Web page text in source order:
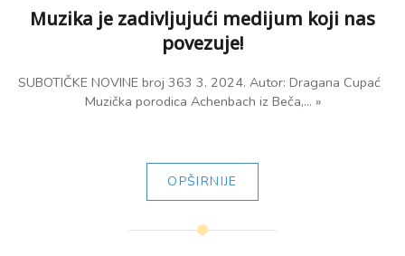
Muzika je zadivljujući medijum koji nas
povezuje!
SUBOTIČKE NOVINE broj 363 3. 2024. Autor: Dragana Cupać
Muzička porodica Achenbach iz Beča,... »
OPŠIRNIJE